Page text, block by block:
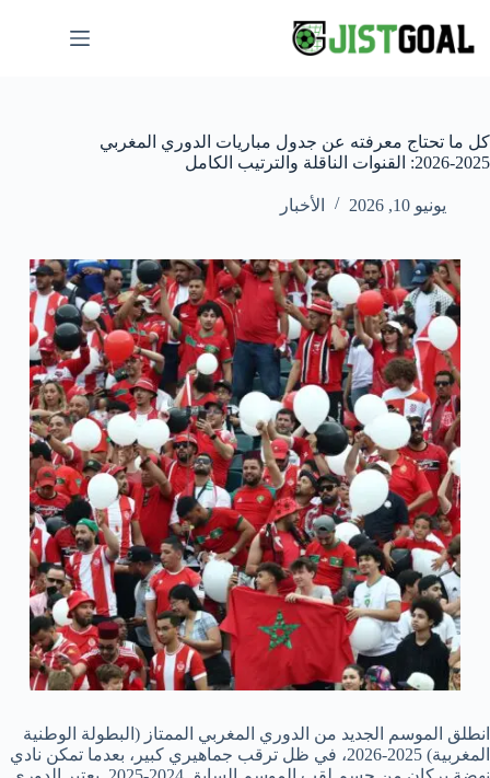
المحتوى
كل ما تحتاج معرفته عن جدول مباريات الدوري المغربي
2025-2026: القنوات الناقلة والترتيب الكامل
يونيو 10, 2026 الأخبار
انطلق الموسم الجديد من الدوري المغربي الممتاز (البطولة الوطنية
المغربية) 2025-2026، في ظل ترقب جماهيري كبير، بعدما تمكن نادي